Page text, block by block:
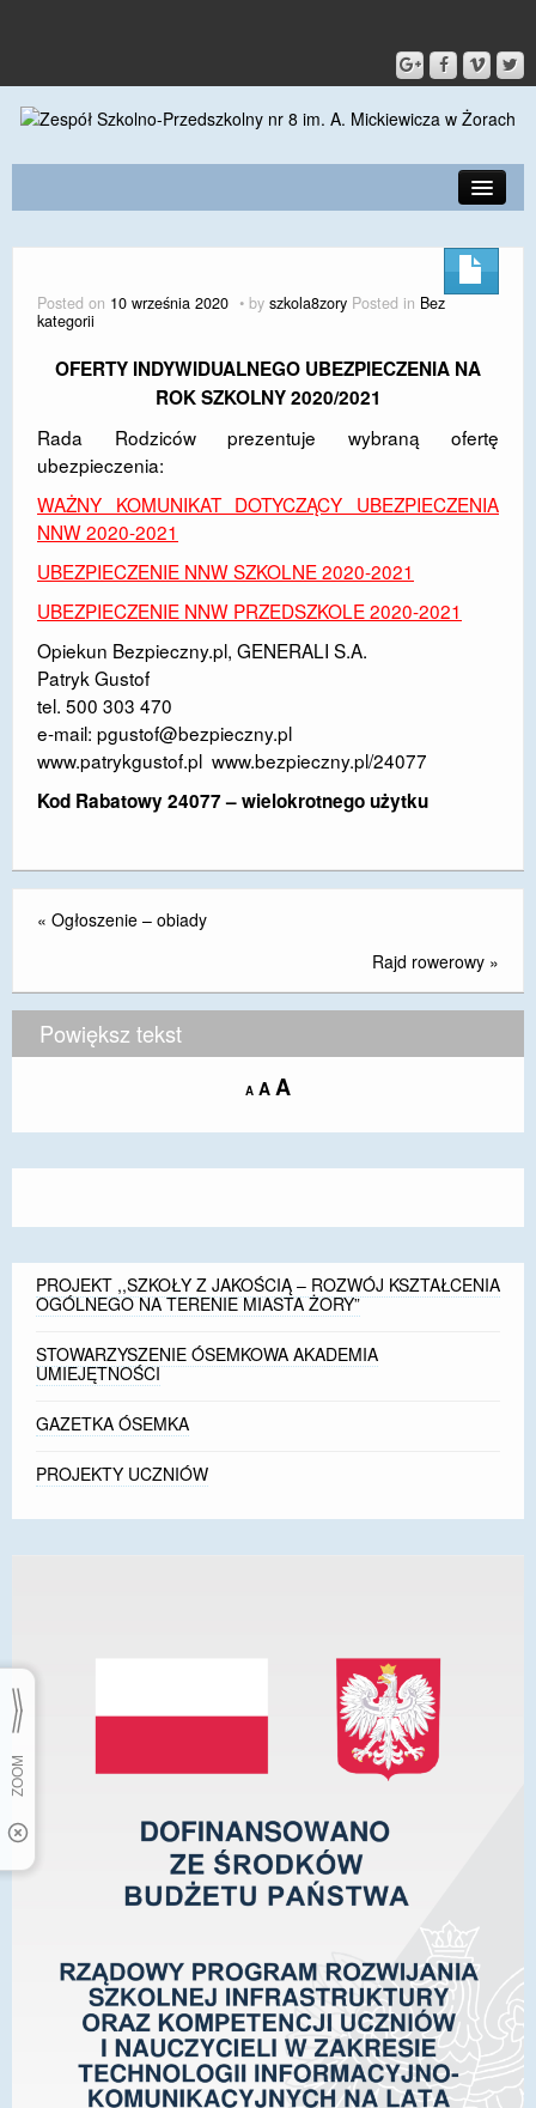
KONTAKT
DLA RODZICÓW I UCZNIÓW
DLA PRACOWNIKÓW
GALERIA
SPORT
DOSTĘPNOŚĆ
POLITYKA PRYWATNOŚCI
RODO
EGZAMIN ÓSMOKLASISTY
STANDARDY OCHRONY MAŁOLETNICH
PROJEKT ,,SZKOŁY Z JAKOŚCIĄ – ROZWÓJ
Posted on 10 września 2020 by szkola8zory Posted in Bez
kategorii
OFERTY INDYWIDUALNEGO UBEZPIECZENIA NA
ROK SZKOLNY 2020/2021
Rada Rodziców prezentuje wybraną ofertę
ubezpieczenia:
WAŻNY KOMUNIKAT DOTYCZĄCY UBEZPIECZENIA
NNW 2020-2021
UBEZPIECZENIE NNW SZKOLNE 2020-2021
UBEZPIECZENIE NNW PRZEDSZKOLE 2020-2021
Opiekun Bezpieczny.pl, GENERALI S.A.
Patryk Gustof
tel. 500 303 470
e-mail: pgustof@bezpieczny.pl
www.patrykgustof.pl www.bezpieczny.pl/24077
Kod Rabatowy 24077 – wielokrotnego użytku
« Ogłoszenie – obiady
Rajd rowerowy »
Powiększ tekst
A Decrease
size.
A Reset
size.
AIncrease
size.
PROJEKT ,,SZKOŁY Z JAKOŚCIĄ – ROZWÓJ KSZTAŁCENIA
OGÓLNEGO NA TERENIE MIASTA ŻORY”
STOWARZYSZENIE ÓSEMKOWA AKADEMIA
UMIEJĘTNOŚCI
GAZETKA ÓSEMKA
PROJEKTY UCZNIÓW